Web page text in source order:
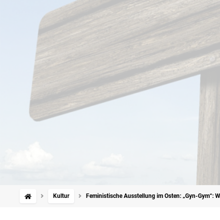
Kultur Feministische Ausstellung im Osten: „Gyn-Gym“: